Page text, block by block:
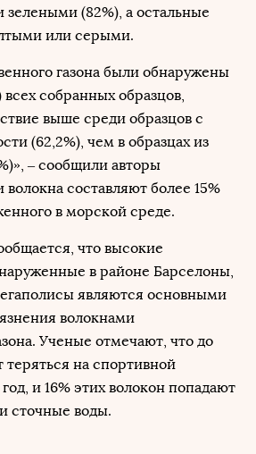
(82%), а остальные
или серыми.
газона были обнаружены
всех собранных образцов,
выше среди образцов с
(62,2%), чем в образцах из
– сообщили авторы
составляют более 15%
в морской среде.
что высокие
в районе Барселоны,
являются основными
волокнами
Ученые отмечают, что до
теряться на спортивной
и 16% этих волокон попадают
сточные воды.